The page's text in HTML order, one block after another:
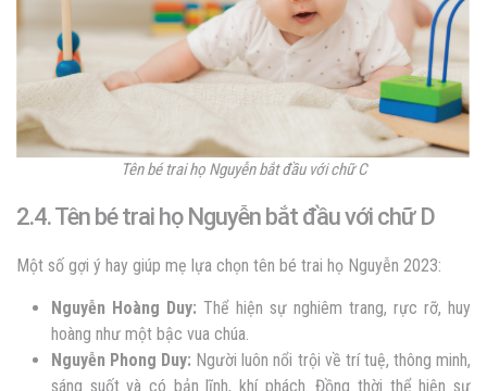
Tên bé trai họ Nguyễn bắt đầu với chữ C
2.4. Tên bé trai họ Nguyễn bắt đầu với chữ D
Một số gợi ý hay giúp mẹ lựa chọn tên bé trai họ Nguyễn 2023:
Nguyễn Hoàng Duy: Thể hiện sự nghiêm trang, rực rỡ, huy
hoàng như một bậc vua chúa.
Nguyễn Phong Duy: Người luôn nổi trội về trí tuệ, thông minh,
sáng suốt và có bản lĩnh, khí phách. Đồng thời thể hiện sự